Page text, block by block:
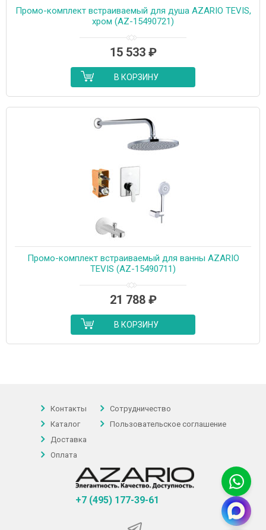
Промо-комплект встраиваемый для душа AZARIO TEVIS,
хром (AZ-15490721)
15 533 ₽
В КОРЗИНУ
Промо-комплект встраиваемый для ванны AZARIO
TEVIS (AZ-15490711)
21 788 ₽
В КОРЗИНУ
Контакты
Каталог
Доставка
Оплата
Сотрудничество
Пользовательское соглашение
+7 (495) 177-39-61